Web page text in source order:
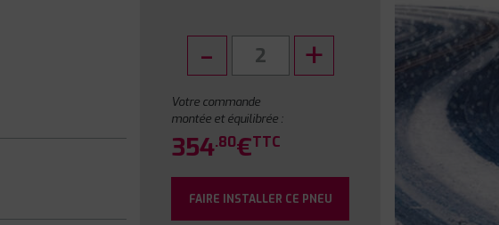
Votre commande
montée et équilibrée :
354.80€TTC
FAIRE INSTALLER CE PNEU